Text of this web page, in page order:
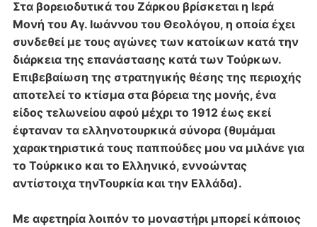
Στα βορειοδυτικά του Ζάρκου βρίσκεται η Ιερά
Μονή του Αγ. Ιωάννου του Θεολόγου, η οποία έχει
συνδεθεί με τους αγώνες των κατοίκων κατά την
διάρκεια της επανάστασης κατά των Τούρκων.
Επιβεβαίωση της στρατηγικής θέσης της περιοχής
αποτελεί το κτίσμα στα βόρεια της μονής, ένα
είδος τελωνείου αφού μέχρι το 1912 έως εκεί
έφταναν τα ελληνοτουρκικά σύνορα (θυμάμαι
χαρακτηριστικά τους παππούδες μου να μιλάνε για
το Τούρκικο και το Ελληνικό, εννοώντας
αντίστοιχα τηνΤουρκία και την Ελλάδα).
Με αφετηρία λοιπόν το μοναστήρι μπορεί κάποιος